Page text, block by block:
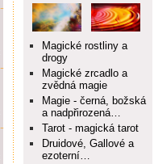
Magické rostliny a
drogy
Magické zrcadlo a
zvědná magie
Magie - černá, božská
a nadpřirozená…
Tarot - magická tarot
Druidové, Gallové a
ezoterní…